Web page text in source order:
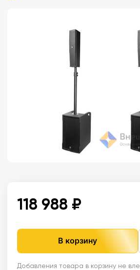
118 988 ₽
В корзину
Добавления товара в корзину не